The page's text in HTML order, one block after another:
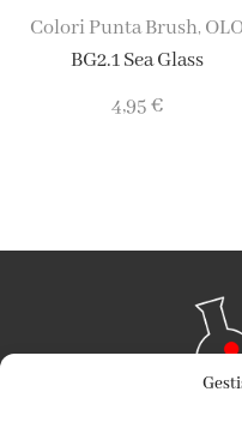
Colori Punta Brush,
BG2.1 Sea Glass
4,95€